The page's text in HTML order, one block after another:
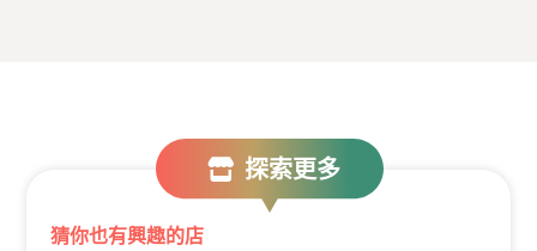
探索更多
猜你也有興趣的店